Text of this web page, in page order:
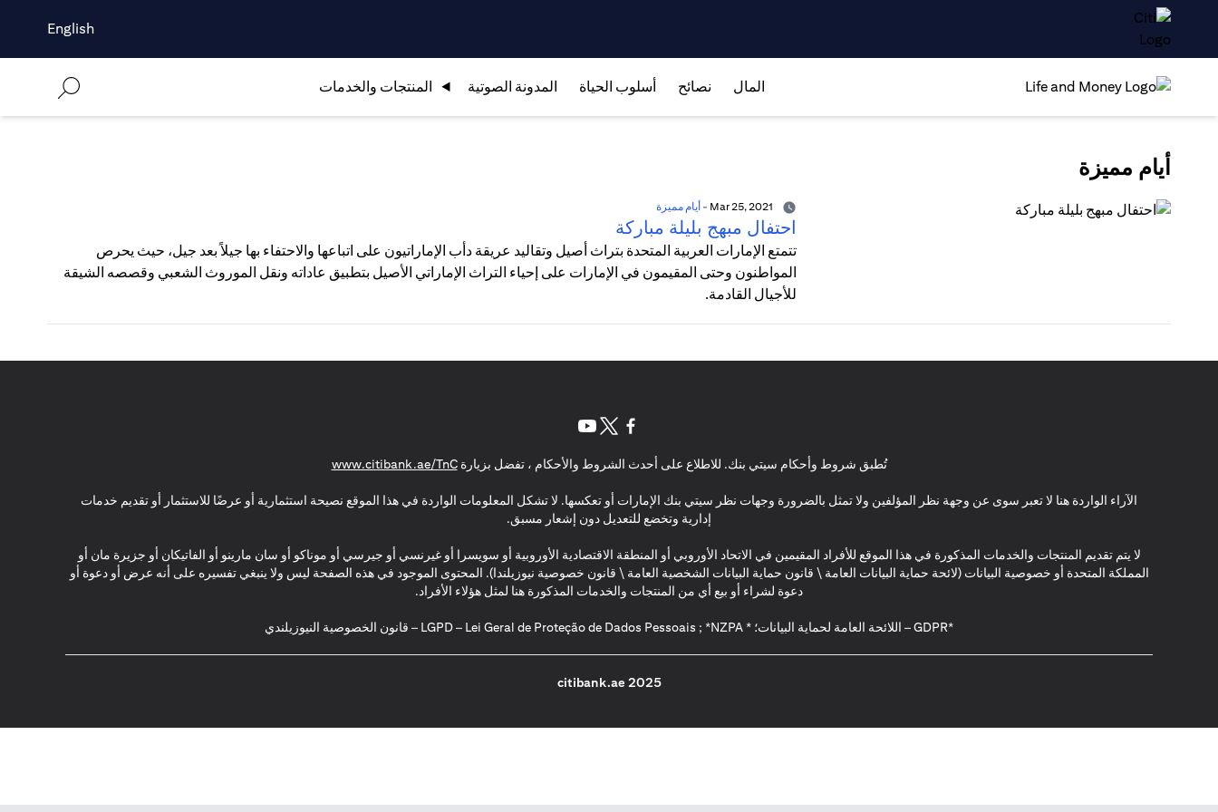
English
المال نصائح أسلوب الحياة المدونة الصوتية المنتجات والخدمات
أيام مميزة
-أيام مميزة
احتفال مبهج بليلة مباركة
تتمتع الإمارات العربية المتحدة بتراث أصيل وتقاليد عريقة دأب الإماراتيون على اتباعها والاحتفاء بها جيلاً بعد جيل، حيث يحرص
المواطنون وحتى المقيمون في الإمارات على إحياء التراث الإماراتي الأصيل بتطبيق عاداته ونقل الموروث الشعبي وقصصه الشيقة
للأجيال القادمة.
تُطبق شروط وأحكام سيتي بنك. للاطلاع على أحدث الشروط والأحكام ، تفضل بزيارةwww.citibank.ae/TnC
(opens in a new tab)
الآراء الواردة هنا لا تعبر سوى عن وجهة نظر المؤلفين ولا تمثل بالضرورة وجهات نظر سيتي بنك الإمارات أو تعكسها. لا تشكل المعلومات الواردة في هذا الموقع نصيحة استثمارية أو عرضًا للاستثمار أو تقديم خدمات
إدارية وتخضع للتعديل دون إشعار مسبق.
لا يتم تقديم المنتجات والخدمات المذكورة في هذا الموقع للأفراد المقيمين في الاتحاد الأوروبي أو المنطقة الاقتصادية الأوروبية أو سويسرا أو غيرنسي أو جيرسي أو موناكو أو سان مارينو أو الفاتيكان أو جزيرة مان أو
المملكة المتحدة أو خصوصية البيانات (لائحة حماية البيانات العامة \ قانون حماية البيانات الشخصية العامة \ قانون خصوصية نيوزيلندا). المحتوى الموجود في هذه الصفحة ليس ولا ينبغي تفسيره على أنه عرض أو دعوة أو
دعوة لشراء أو بيع أي من المنتجات والخدمات المذكورة هنا لمثل هؤلاء الأفراد.
*GDPR – اللائحة العامة لحماية البيانات؛ * LGPD – Lei Geral de Proteção de Dados Pessoais ; *NZPA – قانون الخصوصية النيوزيلندي
2025 citibank.ae